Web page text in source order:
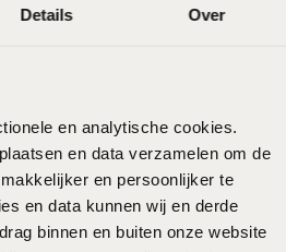
Details Over
en analytische cookies.
en data verzamelen om de
en persoonlijker te
en data kunnen wij en derde
binnen en buiten onze website